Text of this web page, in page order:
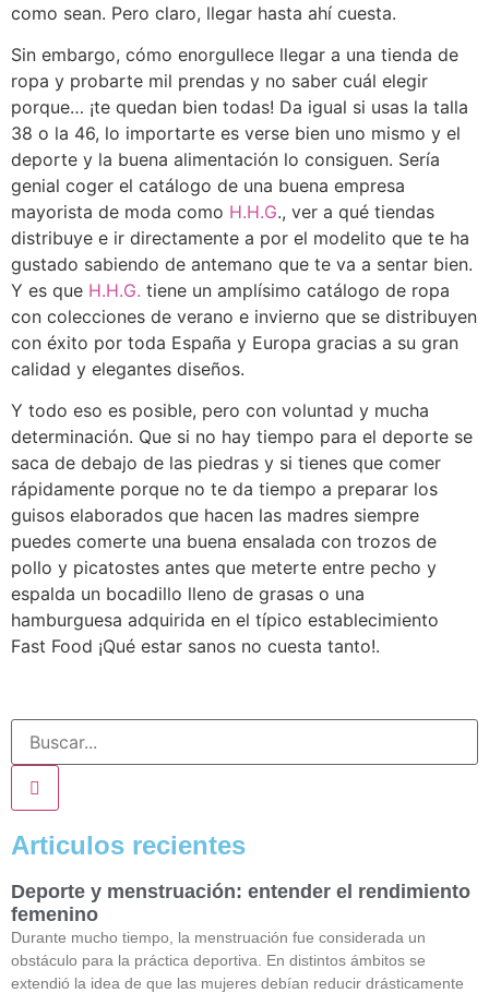
como sean. Pero claro, llegar hasta ahí cuesta.
Sin embargo, cómo enorgullece llegar a una tienda de
ropa y probarte mil prendas y no saber cuál elegir
porque… ¡te quedan bien todas! Da igual si usas la talla
38 o la 46, lo importarte es verse bien uno mismo y el
deporte y la buena alimentación lo consiguen. Sería
genial coger el catálogo de una buena empresa
mayorista de moda como H.H.G., ver a qué tiendas
distribuye e ir directamente a por el modelito que te ha
gustado sabiendo de antemano que te va a sentar bien.
Y es que H.H.G. tiene un amplísimo catálogo de ropa
con colecciones de verano e invierno que se distribuyen
con éxito por toda España y Europa gracias a su gran
calidad y elegantes diseños.
Y todo eso es posible, pero con voluntad y mucha
determinación. Que si no hay tiempo para el deporte se
saca de debajo de las piedras y si tienes que comer
rápidamente porque no te da tiempo a preparar los
guisos elaborados que hacen las madres siempre
puedes comerte una buena ensalada con trozos de
pollo y picatostes antes que meterte entre pecho y
espalda un bocadillo lleno de grasas o una
hamburguesa adquirida en el típico establecimiento
Fast Food ¡Qué estar sanos no cuesta tanto!.
Articulos recientes
Deporte y menstruación: entender el rendimiento
femenino
Durante mucho tiempo, la menstruación fue considerada un
obstáculo para la práctica deportiva. En distintos ámbitos se
extendió la idea de que las mujeres debían reducir drásticamente